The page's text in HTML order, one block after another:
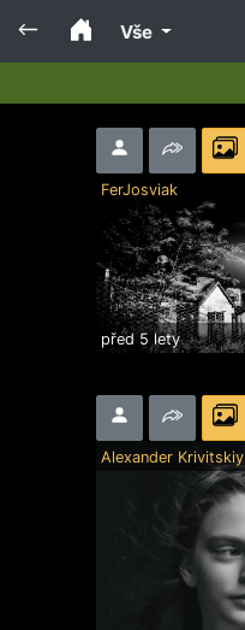
Vše
FerJosviak
před 5 lety
Alexander Krivitskiy